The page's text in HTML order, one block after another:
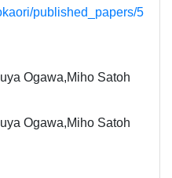
published_papers/5
Ogawa,Miho Satoh
Ogawa,Miho Satoh